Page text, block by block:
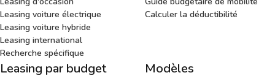
Leasing voiture électrique
Leasing voiture hybride
Leasing international
Recherche spécifique
Calculer la déductibilité
Leasing par budget Modèles